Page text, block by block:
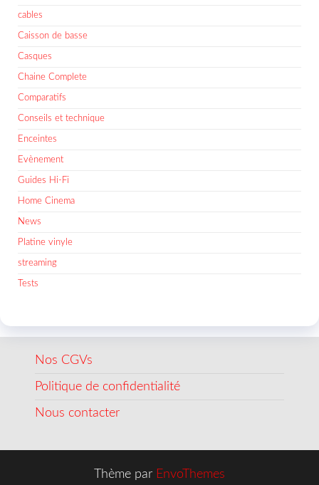
cables
Caisson de basse
Casques
Chaine Complete
Comparatifs
Conseils et technique
Enceintes
Evènement
Guides Hi-Fi
Home Cinema
News
Platine vinyle
streaming
Tests
Nos CGVs
Politique de confidentialité
Nous contacter
Thème par EnvoThemes